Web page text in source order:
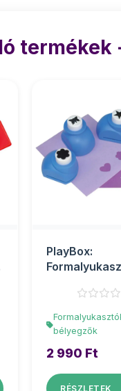
PlayBox:
szívecskével
bélyegzők
2 990 Ft
RÉSZLETEK